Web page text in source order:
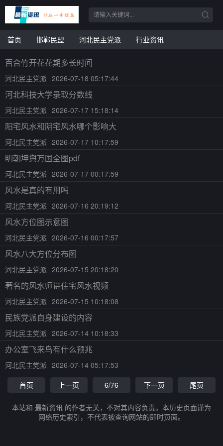
首页 邯郸民盟 河北民主党派 行业资讯
百合竹开花花期多长时间
河北民主党派 2026-07-18 05:17:44
河北科技大学录取分数线
河北民主党派 2026-07-17 15:18:14
阳宅风水和阴宅风水哪个影响大
河北民主党派 2026-07-17 10:17:59
明朝坤舆万国全图pdf
河北民主党派 2026-07-17 00:17:59
风水是真的有用吗
河北民主党派 2026-07-16 20:19:12
风水方位图示意图
河北民主党派 2026-07-16 00:17:57
风水八大方位分布图
河北民主党派 2026-07-15 20:18:20
著名的风水师讲住宅风水视频
河北民主党派 2026-07-15 10:18:08
民族党派自身建设的内容
河北民主党派 2026-07-14 10:18:33
办公室飞来鸟有什么预兆
河北民主党派 2026-07-14 05:17:53
首页
上一页 6/76 下一页 尾页
本站和 最新资讯 的作者无关，不对其内容负责。本历史页面谨为
网络历史索引，不代表被查询网站的即时页面。